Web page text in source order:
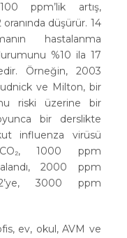
ppm’lik artış,
oranında düşürür. 14
hastalanma
%10 ila 17
Örneğin, 2003
ve Milton, bir
riski üzerine bir
bir derslikte
influenza virüsü
1000 ppm
2000 ppm
3000 ppm
ev, okul, AVM ve